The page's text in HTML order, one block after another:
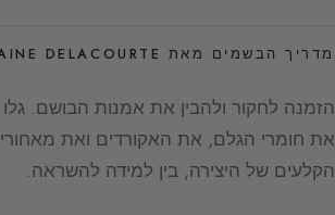
מדריך הבשמים מאת SYLVAINE DELACOURTE
הזמנה לחקור ולהבין את אמנות הבושם. גלו
את חומרי הגלם, את האקורדים ואת מאחורי
הקלעים של היצירה, בין למידה להשראה.